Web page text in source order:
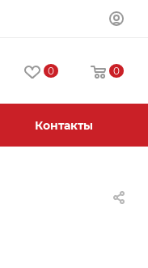
0 0
Контакты